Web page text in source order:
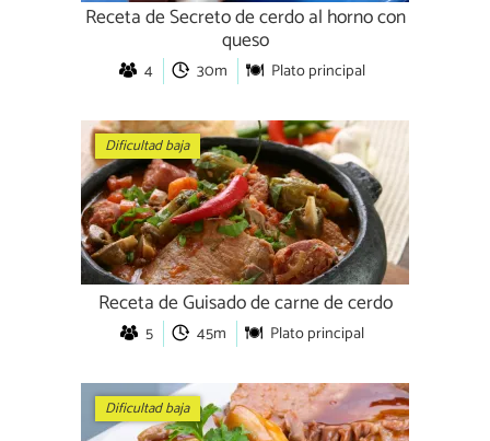
Receta de Secreto de cerdo al horno con
queso
4 30m Plato principal
Dificultad baja
Receta de Guisado de carne de cerdo
5 45m Plato principal
Dificultad baja